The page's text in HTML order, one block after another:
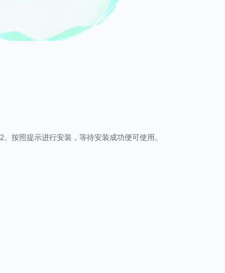
2、按照提示进行安装，等待安装成功便可使用。